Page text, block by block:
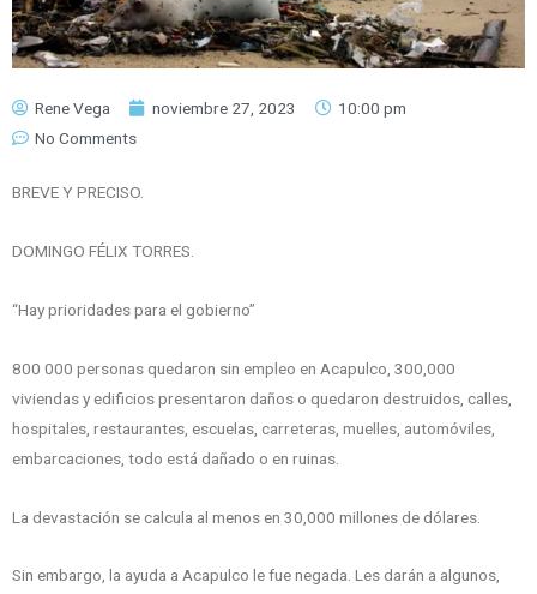
Rene Vega noviembre 27, 2023
10:00 pm
No Comments
BREVE Y PRECISO.
DOMINGO FÉLIX TORRES.
“Hay prioridades para el gobierno”
800 000 personas quedaron sin empleo en Acapulco, 300,000
viviendas y edificios presentaron daños o quedaron destruidos, calles,
hospitales, restaurantes, escuelas, carreteras, muelles, automóviles,
embarcaciones, todo está dañado o en ruinas.
La devastación se calcula al menos en 30,000 millones de dólares.
Sin embargo, la ayuda a Acapulco le fue negada. Les darán a algunos,